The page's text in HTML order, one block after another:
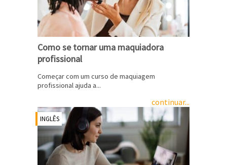
Como se tornar uma maquiadora
profissional
Começar com um curso de maquiagem
profissional ajuda a...
continuar...
INGLÊS